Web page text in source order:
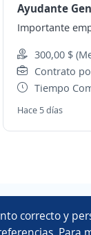
correcto y
Ayudante
Importante
300,00 $
Contrato
Tiempo
Hace 5 días